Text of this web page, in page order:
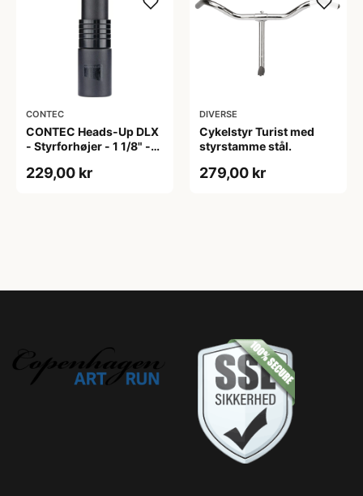
CONTEC
CONTEC Heads-Up DLX
- Styrforhøjer - 1 1/8" -
229,00 kr
DIVERSE
Cykelstyr Turist med
styrstamme stål.
279,00 kr